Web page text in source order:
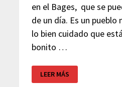
en el Bages, que se
de un día. Es un
lo bien cuidado que
bonito …
EXCURSIÓN
DE
UN
LEER MÁS